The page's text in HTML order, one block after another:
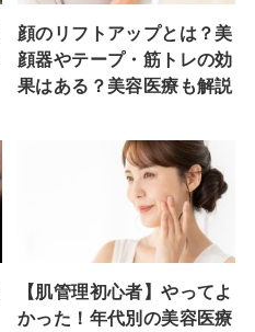
顔のリフトアップとは？美
顔器やテープ・筋トレの効
果はある？美容医療も解説
【肌管理初心者】やってよ
かった！年代別の美容医療